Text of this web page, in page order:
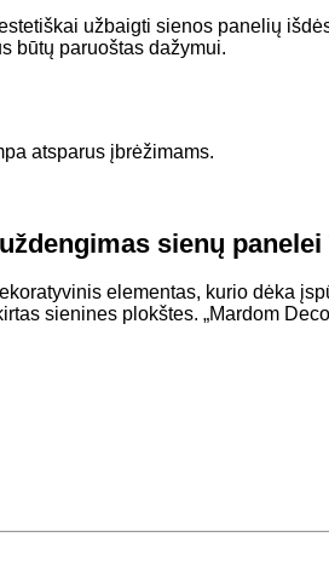
užbaigti sienos panelių
būtų paruoštas dažymui.
atsparus įbrėžimams.
sienų panelei
elementas, kurio dėka
sienines plokštes. „Mardom